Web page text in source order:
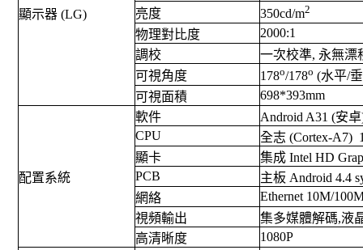
顯示器 (LG)
亮度
350cd/m2
物理對比度
2000:1
調校
一次校準, 永無漂
可視角度
178o/178o (水平/
可視面積
698*393mm
配置系統
軟件
Android A31 (安
CPU
全志 (Cortex-A7)
顯卡
集成 Intel HD
PCB
主板 Android 4.4
網絡
Ethernet 10M/
視頻輸出
集多媒體解碼,液
高清晰度
1080P